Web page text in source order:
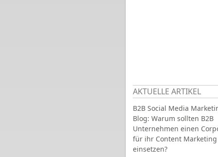
AKTUELLE ARTIKEL
B2B Social Media
Blog: Warum sollten B2B
Unternehmen einen
für ihr Content Marketing
einsetzen?